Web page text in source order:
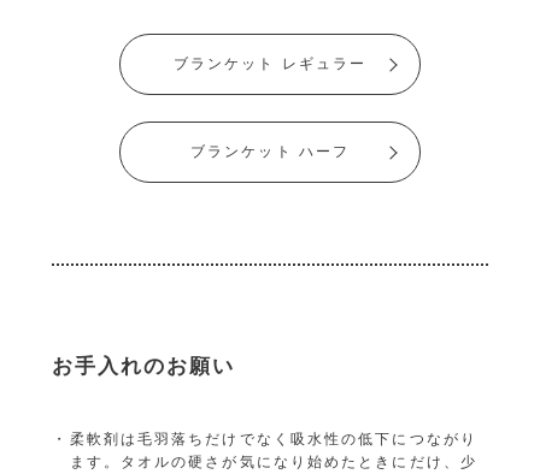
ブランケット レギュラー
ブランケット ハーフ
お手入れのお願い
柔軟剤は毛羽落ちだけでなく吸水性の低下につながり
ます。タオルの硬さが気になり始めたときにだけ、少